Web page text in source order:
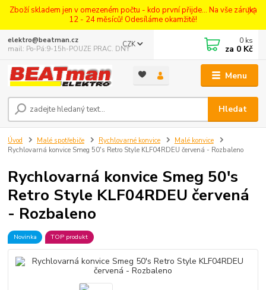
Zboží skladem jen v omezeném počtu - kdo první přijde... Na vše záruka
12 - 24 měsíců! Odesíláme okamžitě!
Menu
CZK
Hledat
elektro@beatman.cz
mail: Po-Pá:9-15h-POUZE PRAC. DNY
0 ks
za 0 Kč
Úvod Malé spotřebiče Rychlovarné konvice
Malé konvice
Rychlovarná konvice Smeg 50's Retro Style KLF04RDEU červená - Rozbaleno
Rychlovarná konvice Smeg 50's
Retro Style KLF04RDEU červená
- Rozbaleno
Novinka TOP produkt